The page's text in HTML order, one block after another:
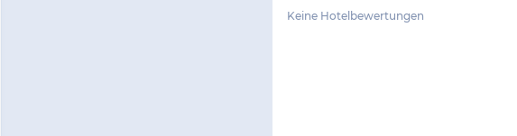
Keine Hotelbewertungen